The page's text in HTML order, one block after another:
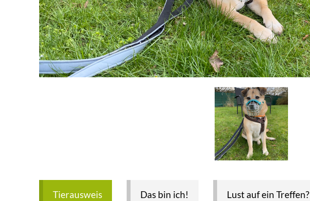
Tierausweis Das bin ich! Lust auf ein Treffen?